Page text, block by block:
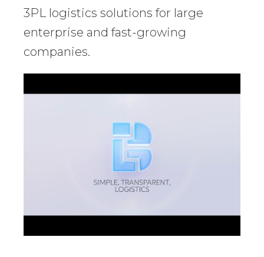
3PL logistics solutions for large
enterprise and fast-growing
companies.